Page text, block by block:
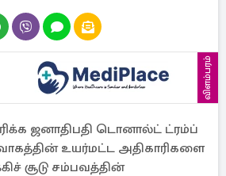
விளம்பரம்
ஜனாதிபதி டொனால்ட் ட்ரம்ப்
உயர்மட்ட அதிகாரிகளை
சூடு சம்பவத்தின்